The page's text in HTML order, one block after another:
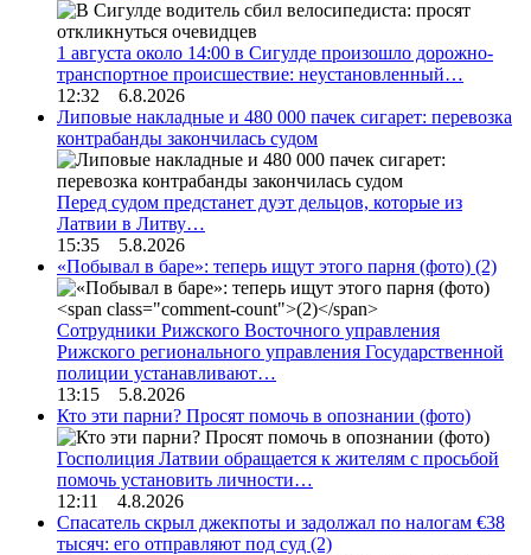
1 августа около 14:00 в Сигулде произошло дорожно-
транспортное происшествие: неустановленный…
12:32 6.8.2026
Липовые накладные и 480 000 пачек сигарет: перевозка
контрабанды закончилась судом
Перед судом предстанет дуэт дельцов, которые из
Латвии в Литву…
15:35 5.8.2026
«Побывал в баре»: теперь ищут этого парня (фото) (2)
Сотрудники Рижского Восточного управления
Рижского регионального управления Государственной
полиции устанавливают…
13:15 5.8.2026
Кто эти парни? Просят помочь в опознании (фото)
Госполиция Латвии обращается к жителям с просьбой
помочь установить личности…
12:11 4.8.2026
Спасатель скрыл джекпоты и задолжал по налогам €38
тысяч: его отправляют под суд (2)